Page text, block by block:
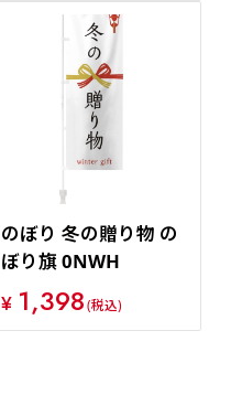
のぼり 冬の贈り物 の
ぼり旗 0NWH
¥ 1,398(税込)